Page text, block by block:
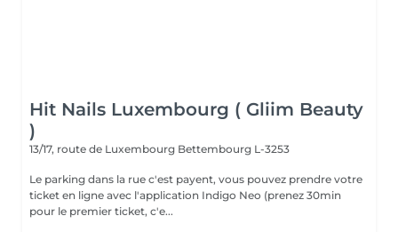
Hit Nails Luxembourg ( Gliim Beauty
)
13/17, route de Luxembourg Bettembourg L-3253
Le parking dans la rue c'est payent, vous pouvez prendre votre
ticket en ligne avec l'application Indigo Neo (prenez 30min
pour le premier ticket, c'e...